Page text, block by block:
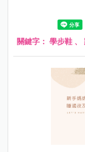
關鍵字： 學步鞋 、